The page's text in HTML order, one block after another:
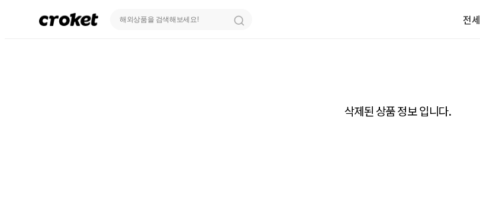
전
삭제된 상품 정보 입니다.